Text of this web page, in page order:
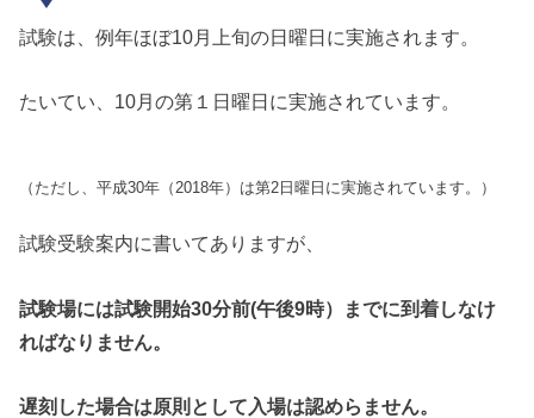
試験は、例年ほぼ10月上旬の日曜日に実施されます。
たいてい、10月の第１日曜日に実施されています。
（ただし、平成30年（2018年）は第2日曜日に実施されています。）
試験受験案内に書いてありますが、
試験場には試験開始30分前(午後9時）までに到着しなけ
ればなりません。
遅刻した場合は原則として入場は認めらません。